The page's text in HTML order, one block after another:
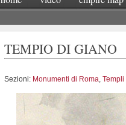
TEMPIO DI GIANO
Sezioni: Monumenti di Roma, Templi